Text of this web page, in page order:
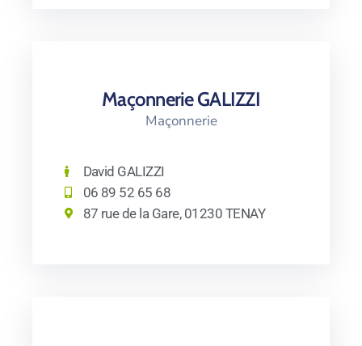
Maçonnerie GALIZZI
Maçonnerie
David GALIZZI
06 89 52 65 68
87 rue de la Gare, 01230 TENAY